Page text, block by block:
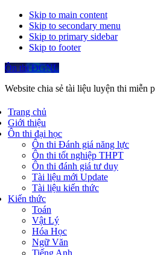
Skip to main content
Skip to secondary menu
Skip to primary sidebar
Skip to footer
Ôn thi ĐGNL
Website chia sẻ tài liệu luyện thi miễn
Trang chủ
Giới thiệu
Ôn thi đại học
Ôn thi Đánh giá năng lực
Ôn thi tốt nghiệp THPT
Ôn thi đánh giá tư duy
Tài liệu mới Update
Tài liệu kiến thức
Kiến thức
Toán
Vật Lý
Hóa Học
Ngữ Văn
Tiếng Anh